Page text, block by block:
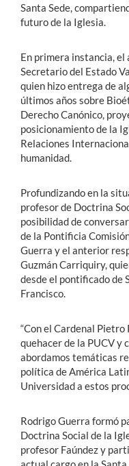
Santa Sede,
futuro de la Iglesia.
En primera instancia, el
Secretario del Estado
quien hizo entrega de
últimos años sobre
Derecho Canónico,
posicionamiento de la
Relaciones
humanidad.
Profundizando en la
profesor de Doctrina
posibilidad de
de la Pontificia
Guerra y el anterior
Guzmán Carriquiry,
desde el pontificado de
Francisco.
“Con el Cardenal
quehacer de la PUCV y
abordamos temáticas
política de América
Universidad a estos
Rodrigo Guerra formó
Doctrina Social de la
profesor Faúndez y